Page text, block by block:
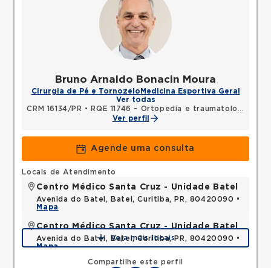
Bruno Arnaldo Bonacin Moura
Cirurgia de Pé e Tornozelo Medicina Esportiva Geral
Ver todas
CRM 16134/PR •
RQE 11746 - Ortopedia e traumatologia
Ver perfil
Agende uma consulta
Compartilhe este perfil
Locais de Atendimento
Centro Médico Santa Cruz - Unidade Batel
Avenida do Batel, Batel, Curitiba, PR, 80420090 •
Mapa
Centro Médico Santa Cruz - Unidade Batel
Avenida do Batel, Batel, Curitiba, PR, 80420090 •
Mapa
Veja mais locais